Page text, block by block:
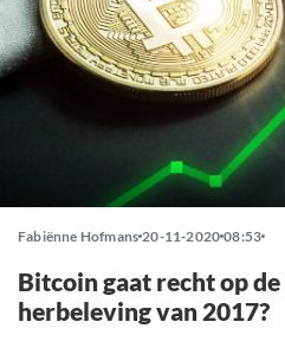
Fabiënne Hofmans 20-11-2020 08:53
Bitcoin gaat recht op de
herbeleving van 2017?